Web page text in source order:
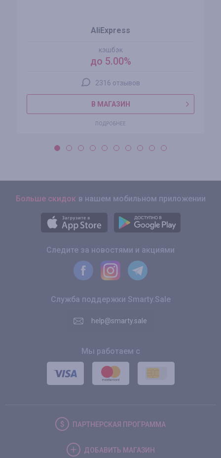
AliExpress
кэшбэк
до 5.00%
2316 отзывов
В МАГАЗИН
ПОДРОБНЕЕ
Больше скидок в нашем мобильном приложении
Следите за новостями и акциями
Служба поддержки Smarty.Sale
help@smarty.sale
Мы работаем с
ПАРТНЕРСКАЯ ПРОГРАММА
ДОБАВИТЬ МАГАЗИН